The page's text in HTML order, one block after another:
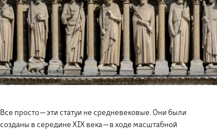
Все просто — эти статуи не средневековые. Они были
созданы в середине XIX века — в ходе масштабной